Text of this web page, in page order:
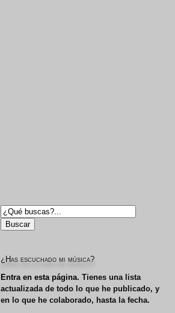
¿Has escuchado mi música?
Entra en esta página. Tienes una lista
actualizada de todo lo que he publicado, y
en lo que he colaborado, hasta la fecha.